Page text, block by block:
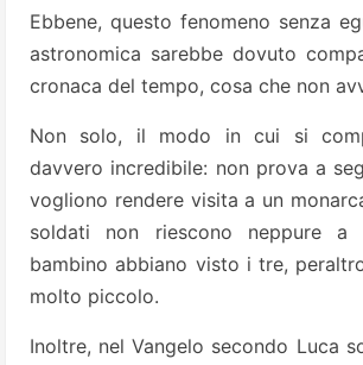
Ebbene, questo fenomeno senza
astronomica sarebbe dovuto
cronaca del tempo, cosa che non
Non solo, il modo in cui si
davvero incredibile: non prova a
vogliono rendere visita a un
soldati non riescono neppure a
bambino abbiano visto i tre,
molto piccolo.
Inoltre, nel Vangelo secondo Luca